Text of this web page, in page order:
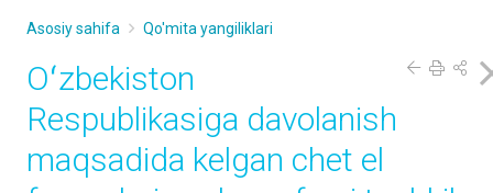
Asosiy sahifa Qo'mita yangiliklari
Oʻzbekiston
Respublikasiga davolanish
maqsadida kelgan chet el